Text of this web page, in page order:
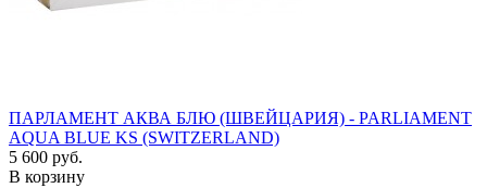
ПАРЛАМЕНТ АКВА БЛЮ (ШВЕЙЦАРИЯ) - PARLIAMENT
AQUA BLUE KS (SWITZERLAND)
5 600 руб.
В корзину